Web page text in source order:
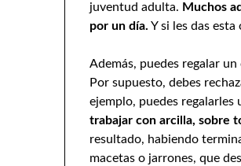
juventud adulta. Muchos
por un día. Y si les das
Además, puedes regalar
Por supuesto, debes
ejemplo, puedes
trabajar con arcilla, sobre
resultado, habiendo
macetas o jarrones, que